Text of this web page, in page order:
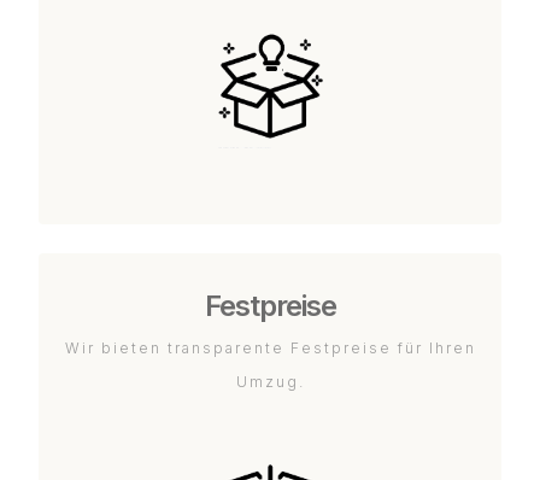
Festpreise
Wir bieten transparente Festpreise für Ihren
Umzug.